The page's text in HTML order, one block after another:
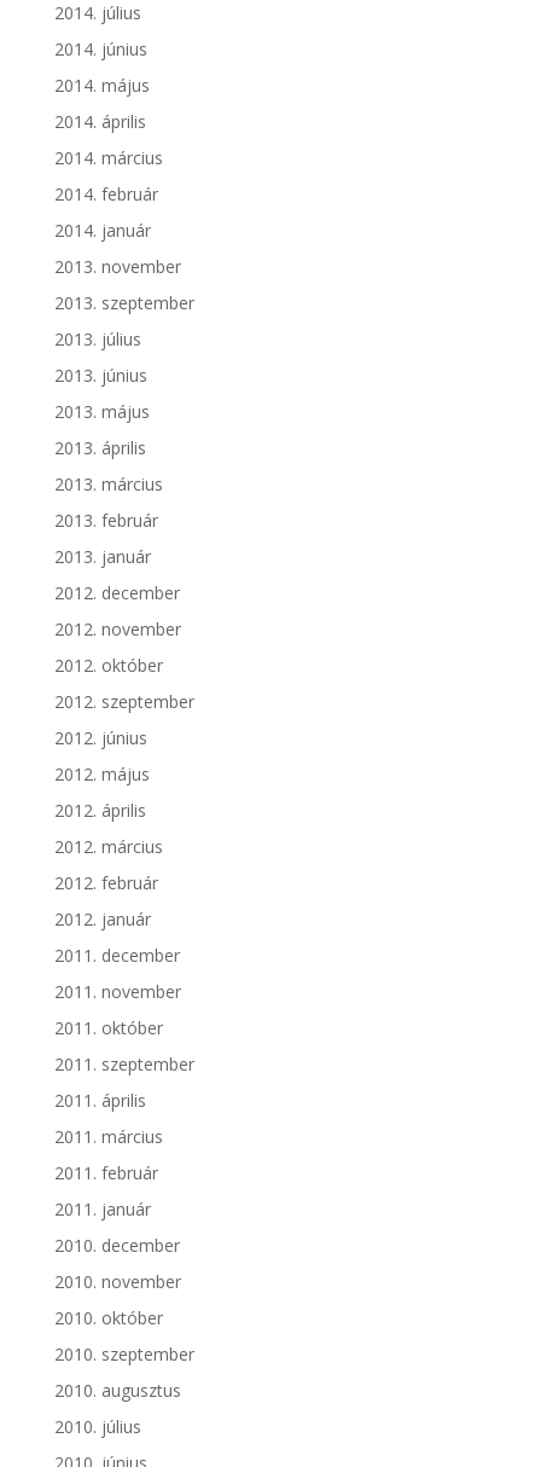
2014. július
2014. június
2014. május
2014. április
2014. március
2014. február
2014. január
2013. november
2013. szeptember
2013. július
2013. június
2013. május
2013. április
2013. március
2013. február
2013. január
2012. december
2012. november
2012. október
2012. szeptember
2012. június
2012. május
2012. április
2012. március
2012. február
2012. január
2011. december
2011. november
2011. október
2011. szeptember
2011. április
2011. március
2011. február
2011. január
2010. december
2010. november
2010. október
2010. szeptember
2010. augusztus
2010. július